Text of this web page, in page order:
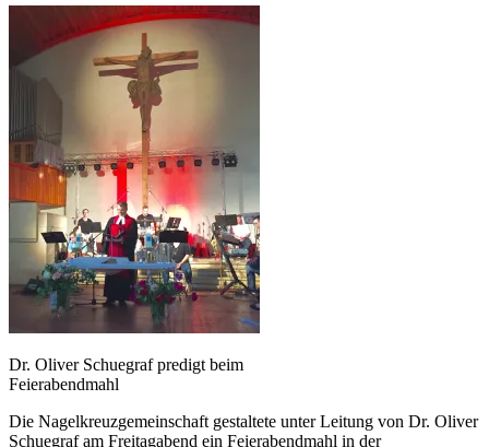
Dr. Oliver Schuegraf predigt beim
Feierabendmahl
Die Nagelkreuzgemeinschaft gestaltete unter Leitung von Dr. Oliver
Schuegraf am Freitagabend ein Feierabendmahl in der